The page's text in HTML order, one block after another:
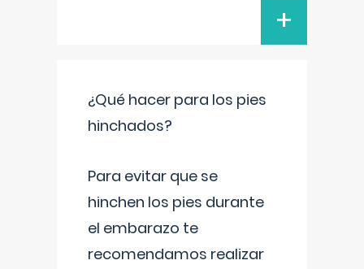
+
¿Qué hacer para los pies
hinchados?
Para evitar que se
hinchen los pies durante
el embarazo te
recomendamos realizar